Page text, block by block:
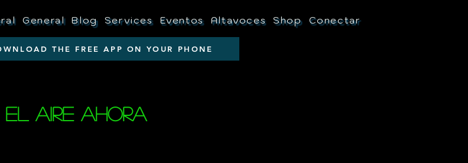
General Blog Services Eventos Altavoces Shop Conectar
THE FREE APP ON YOUR PHONE
el aire ahora